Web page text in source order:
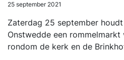
25 september 2021
Zaterdag 25 september
Onstwedde een rommelmarkt
rondom de kerk en de